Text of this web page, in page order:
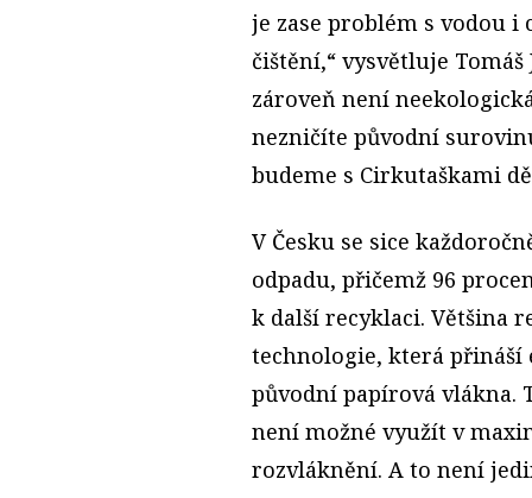
je zase problém s vodou
čištění,“ vysvětluje Tomáš
zároveň není
nezničíte původní
budeme s Cirkutaškami
V Česku se sice
odpadu, přičemž 96
k další recyklaci. Většina
technologie, která přináší
původní papírová vlákna.
není možné využít v
rozvláknění. A to není